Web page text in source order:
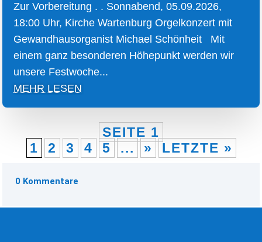
Zur Vorbereitung . . Sonnabend, 05.09.2026,
18:00 Uhr, Kirche Wartenburg Orgelkonzert mit
Gewandhausorganist Michael Schönheit Mit
einem ganz besonderen Höhepunkt werden wir
unsere Festwoche...
MEHR LESEN
SEITE 1
1
2 3 4 5 ... » LETZTE »
0 Kommentare